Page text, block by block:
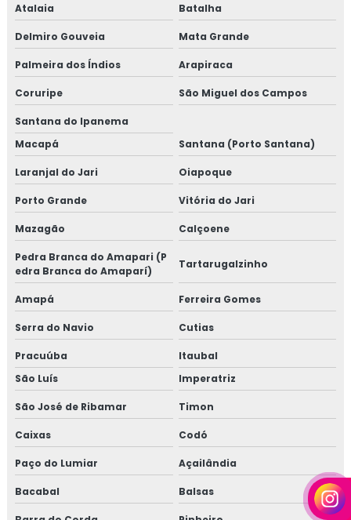
Atalaia Batalha
Delmiro Gouveia Mata Grande
Palmeira dos Índios Arapiraca
Coruripe São Miguel dos Campos
Santana do Ipanema
Macapá
Santana (Porto Santana)
Laranjal do Jari Oiapoque
Porto Grande Vitória do Jari
Mazagão Calçoene
Pedra Branca do Amapari (P
edra Branca do Amaparí)
Tartarugalzinho
Amapá Ferreira Gomes
Serra do Navio Cutias
Pracuúba
Itaubal
São Luís
Imperatriz
São José de Ribamar Timon
Caixas Codó
Paço do Lumiar Açailândia
Bacabal Balsas